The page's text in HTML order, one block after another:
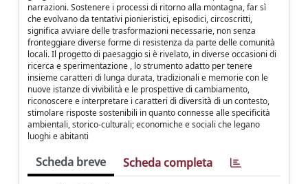
narrazioni. Sostenere i processi di ritorno alla montagna, far sì
che evolvano da tentativi pionieristici, episodici, circoscritti,
significa avviare delle trasformazioni necessarie, non senza
fronteggiare diverse forme di resistenza da parte delle comunità
locali. Il progetto di paesaggio si è rivelato, in diverse occasioni di
ricerca e sperimentazione , lo strumento adatto per tenere
insieme caratteri di lunga durata, tradizionali e memorie con le
nuove istanze di vivibilità e le prospettive di cambiamento,
riconoscere e interpretare i caratteri di diversità di un contesto,
stimolare risposte sostenibili in quanto connesse alle specificità
ambientali, storico-culturali; economiche e sociali che legano
luoghi e abitanti
Scheda breve Scheda completa